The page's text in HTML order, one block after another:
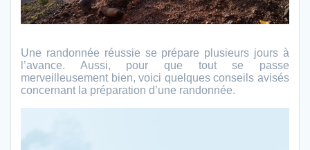
Une randonnée réussie se prépare plusieurs jours à
l’avance. Aussi, pour que tout se passe
merveilleusement bien, voici quelques conseils avisés
concernant la préparation d’une randonnée.